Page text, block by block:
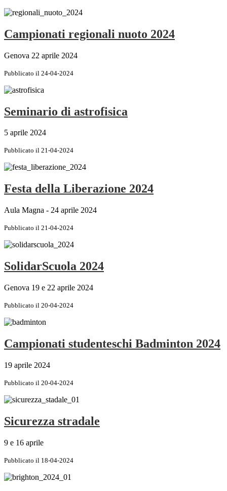
Campionati regionali nuoto 2024
Genova 22 aprile 2024
Pubblicato il 24-04-2024
Seminario di astrofisica
5 aprile 2024
Pubblicato il 21-04-2024
Festa della Liberazione 2024
Aula Magna - 24 aprile 2024
Pubblicato il 21-04-2024
SolidarScuola 2024
Genova 19 e 22 aprile 2024
Pubblicato il 20-04-2024
Campionati studenteschi Badminton 2024
19 aprile 2024
Pubblicato il 20-04-2024
Sicurezza stradale
9 e 16 aprile
Pubblicato il 18-04-2024